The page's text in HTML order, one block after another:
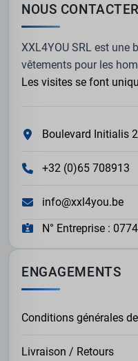
NOUS CONTACTER
XXL4YOU SRL est une
vêtements pour les
Les visites se font
Boulevard Initialis
+32 (0)65 708913
info@xxl4you.be
N° Entreprise :
ENGAGEMENTS
Conditions générales
Livraison / Retours